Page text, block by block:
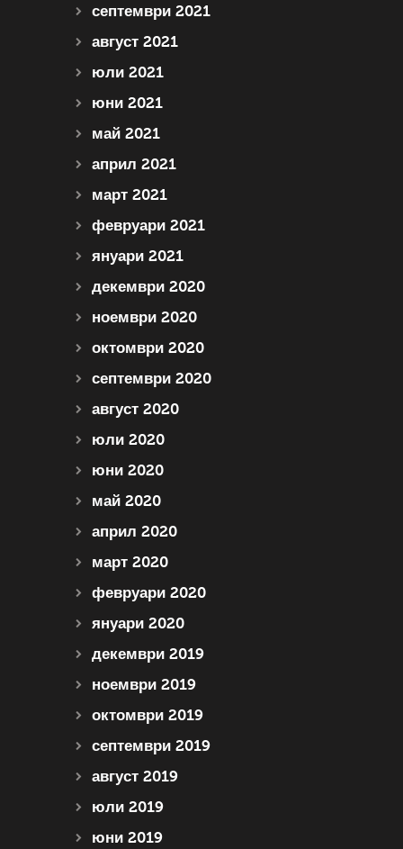
септември 2021
август 2021
юли 2021
юни 2021
май 2021
април 2021
март 2021
февруари 2021
януари 2021
декември 2020
ноември 2020
октомври 2020
септември 2020
август 2020
юли 2020
юни 2020
май 2020
април 2020
март 2020
февруари 2020
януари 2020
декември 2019
ноември 2019
октомври 2019
септември 2019
август 2019
юли 2019
юни 2019